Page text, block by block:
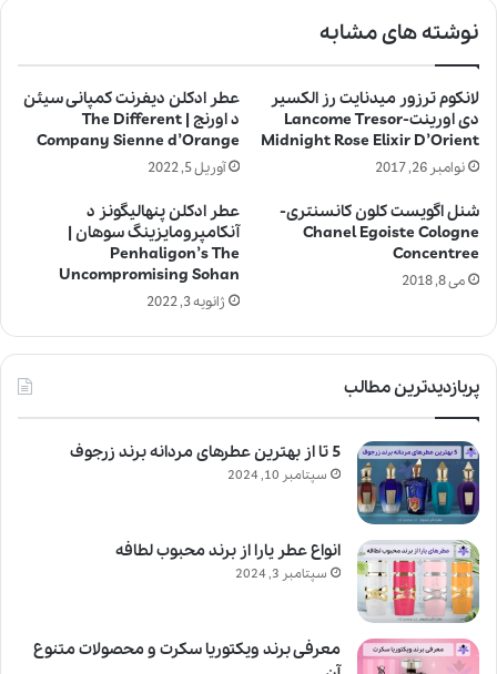
نوشته های مشابه
لانکوم ترزور میدنایت رز الکسیر
دی اورینت-Lancome Tresor
Midnight Rose Elixir D’Orient
نوامبر 26, 2017
عطر ادکلن دیفرنت کمپانی سیئن
د اورنج | The Different
Company Sienne d’Orange
آوریل 5, 2022
شنل اگویست کلون کانسنتری-
Chanel Egoiste Cologne
Concentree
می 8, 2018
عطر ادکلن پنهالیگونز د
آنکامپرومایزینگ سوهان |
Penhaligon’s The
Uncompromising Sohan
ژانویه 3, 2022
پربازدیدترین مطالب
5 تا از بهترین عطرهای مردانه برند زرجوف
سپتامبر 10, 2024
انواع عطر یارا از برند محبوب لطافه
سپتامبر 3, 2024
معرفی برند ویکتوریا سکرت و محصولات متنوع